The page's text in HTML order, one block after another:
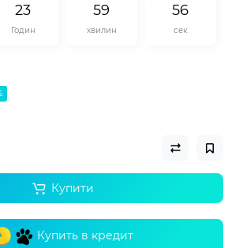
23
Годин
59
хвилин
55
сек
Купити
Купить в кредит